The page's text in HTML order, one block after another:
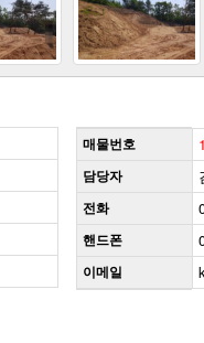
매물번호
담당자
전화
핸드폰
이메일